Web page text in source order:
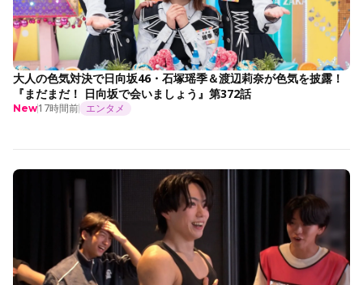
大人の色気対決で日向坂46・石塚瑶季＆渡辺莉奈が色気を披露！
『まだまだ！ 日向坂で会いましょう』第372話
New17時間前 エンタメ